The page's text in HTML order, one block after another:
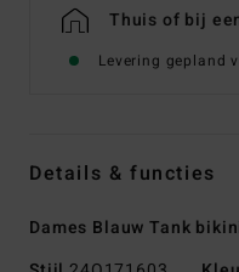
Thuis of bij
Levering gepland
Details & functies
Dames Blauw Tank